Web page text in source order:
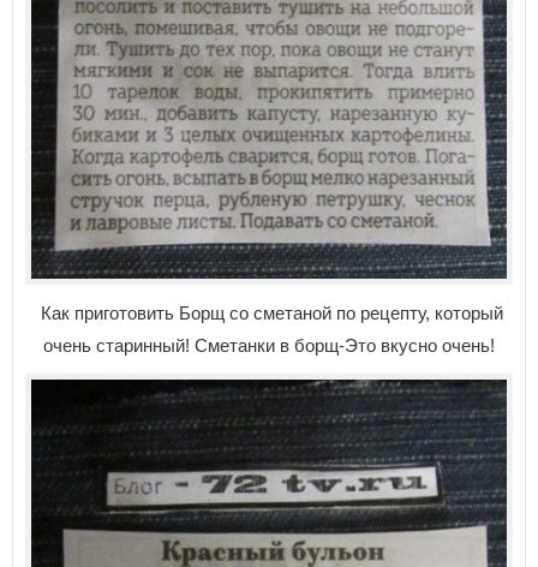
Как приготовить Борщ со сметаной по рецепту, который
очень старинный! Сметанки в борщ-Это вкусно очень!